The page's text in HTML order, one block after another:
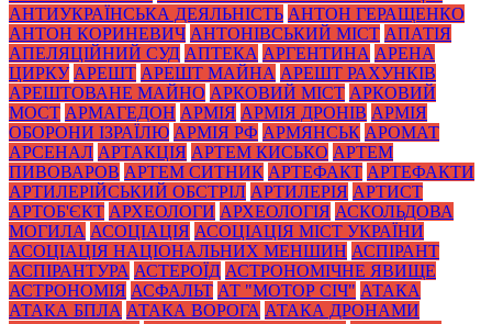
АНТИУКРАЇНСЬКА ДЕЯЛЬНІСТЬ АНТОН ГЕРАЩЕНКО
АНТОН КОРИНЕВИЧ АНТОНІВСЬКИЙ МІСТ АПАТІЯ
АПЕЛЯЦІЙНИЙ СУД АПТЕКА АРГЕНТИНА АРЕНА
ЦИРКУ АРЕШТ АРЕШТ МАЙНА АРЕШТ РАХУНКІВ
АРЕШТОВАНЕ МАЙНО АРКОВИЙ МІСТ АРКОВИЙ
МОСТ АРМАГЕДОН АРМІЯ АРМІЯ ДРОНІВ АРМІЯ
ОБОРОНИ ІЗРАЇЛЮ АРМІЯ РФ АРМЯНСЬК АРОМАТ
АРСЕНАЛ АРТАКЦІЯ АРТЕМ КИСЬКО АРТЕМ
ПИВОВАРОВ АРТЕМ СИТНИК АРТЕФАКТ АРТЕФАКТИ
АРТИЛЕРІЙСЬКИЙ ОБСТРІЛ АРТИЛЕРІЯ АРТИСТ
АРТОБ'ЄКТ АРХЕОЛОГИ АРХЕОЛОГІЯ АСКОЛЬДОВА
МОГИЛА АСОЦІАЦІЯ АСОЦІАЦІЯ МІСТ УКРАЇНИ
АСОЦІАЦІЯ НАЦІОНАЛЬНИХ МЕНШИН АСПІРАНТ
АСПІРАНТУРА АСТЕРОЇД АСТРОНОМІЧНЕ ЯВИЩЕ
АСТРОНОМІЯ АСФАЛЬТ АТ "МОТОР СІЧ" АТАКА
АТАКА БПЛА АТАКА ВОРОГА АТАКА ДРОНАМИ